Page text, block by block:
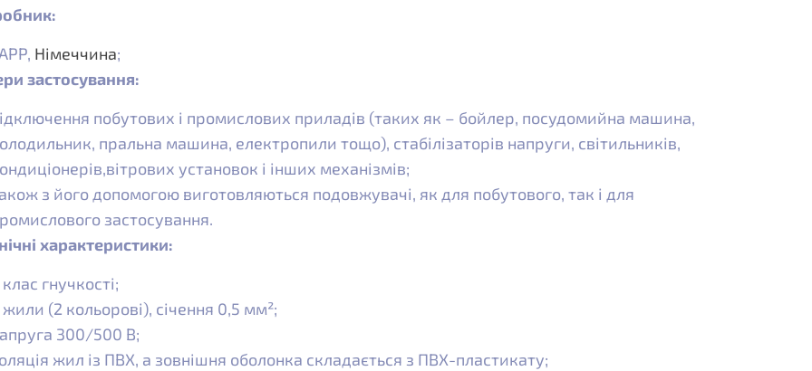
Німеччина;
застосування:
побутових і промислових приладів (таких як – бойлер, посудомийна машина,
пральна машина, електропили тощо), стабілізаторів напруги, світильників,
установок і інших механізмів;
з його допомогою виготовляються подовжувачі, як для побутового, так і для
застосування.
характеристики:
гнучкості;
жили (2 кольорові), січення 0,5 мм²;
300/500 В;
жил із ПВХ, а зовнішня оболонка складається з ПВХ-пластикату;